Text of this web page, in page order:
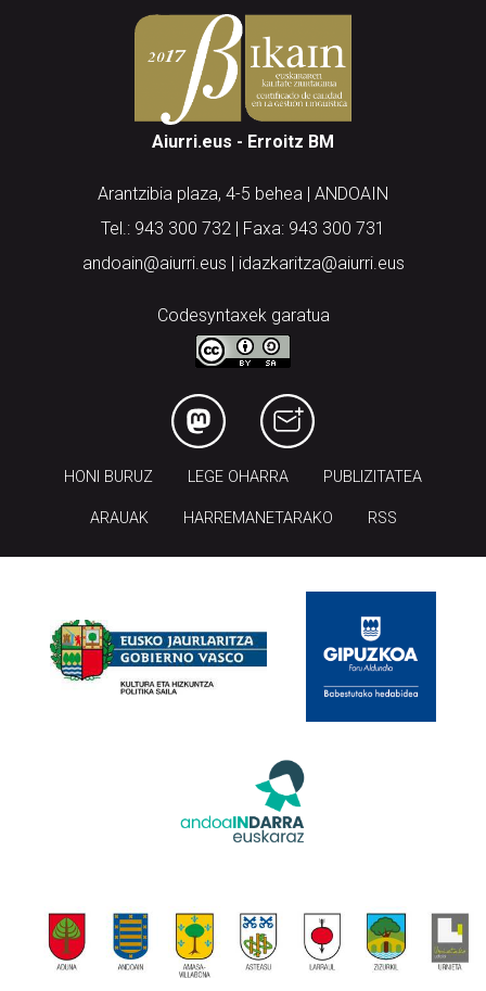
Aiurri.eus - Erroitz BM
Arantzibia plaza, 4-5 behea | ANDOAIN
Tel.: 943 300 732 | Faxa: 943 300 731
andoain@aiurri.eus | idazkaritza@aiurri.eus
Codesyntaxek garatua
HONI BURUZ LEGE OHARRA PUBLIZITATEA
ARAUAK HARREMANETARAKO RSS